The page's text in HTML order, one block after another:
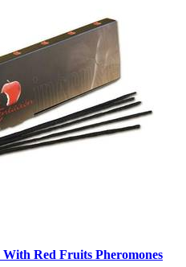
Red Fruits Pheromones